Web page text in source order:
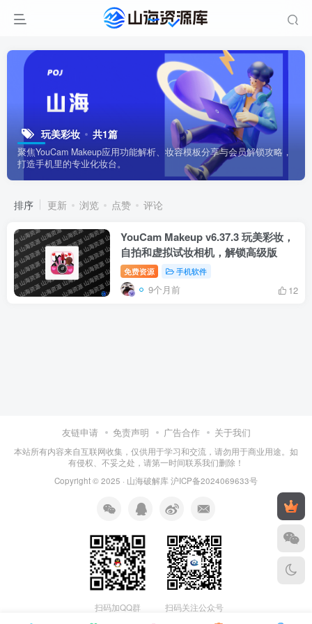
玩美彩妆 共1篇
聚焦YouCam Makeup应用功能解析、妆容模板分享与会员解锁攻略，
打造手机里的专业化妆台。
排序 更新 浏览 点赞 评论
YouCam Makeup v6.37.3 玩美彩妆，
自拍和虚拟试妆相机，解锁高级版
免费资源 手机软件
9个月前 12
友链申请 免责声明 广告合作 关于我们
本站所有内容来自互联网收集，仅供用于学习和交流，请勿用于商业用途。如
有侵权、不妥之处，请第一时间联系我们删除！
Copyright © 2025 · 山海破解库沪ICP备2024069633号
扫码加QQ群 扫码关注公众号